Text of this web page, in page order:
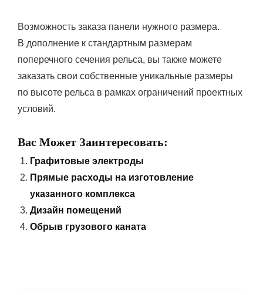
Возможность заказа панели нужного размера.
В дополнение к стандартным размерам
поперечного сечения рельса, вы также можете
заказать свои собственные уникальные размеры
по высоте рельса в рамках ограничений проектных
условий.
Вас Может Заинтересовать:
Графитовые электроды
Прямые расходы на изготовление
указанного комплекса
Дизайн помещений
Обрыв грузового каната